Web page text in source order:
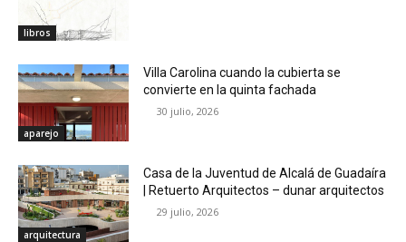
libros
aparejo
Villa Carolina cuando la cubierta se
convierte en la quinta fachada
30 julio, 2026
arquitectura
Casa de la Juventud de Alcalá de Guadaíra
| Retuerto Arquitectos – dunar arquitectos
29 julio, 2026